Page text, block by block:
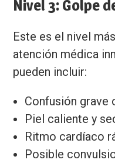
Nivel 3: Golpe
Este es el nivel
atención médica
pueden incluir:
Confusión grave
Piel caliente y
Ritmo cardíaco
Posible